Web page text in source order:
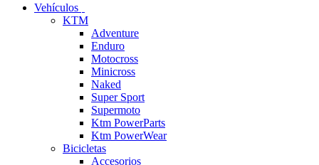
Vehículos
KTM
Adventure
Enduro
Motocross
Minicross
Naked
Super Sport
Supermoto
Ktm PowerParts
Ktm PowerWear
Bicicletas
Accesorios